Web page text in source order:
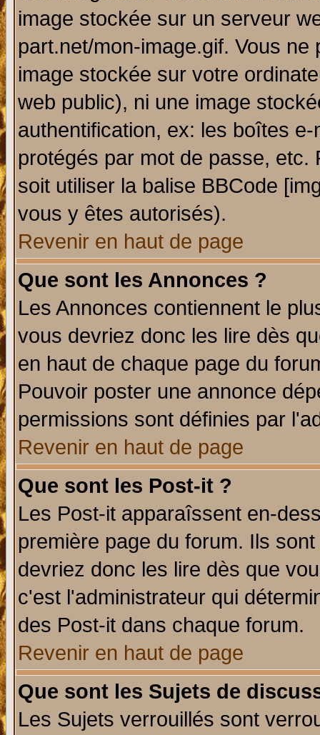
image stockée sur un serveur
part.net/mon-image.gif. Vous
image stockée sur votre
web public), ni une image
authentification, ex: les boîtes
protégés par mot de passe,
soit utiliser la balise BBCode
vous y êtes autorisés).
Revenir en haut de page
Que sont les Annonces ?
Les Annonces contiennent le
vous devriez donc les lire dès
en haut de chaque page du
Pouvoir poster une annonce
permissions sont définies par
Revenir en haut de page
Que sont les Post-it ?
Les Post-it apparaîssent en-
première page du forum. Ils
devriez donc les lire dès que
c'est l'administrateur qui
des Post-it dans chaque forum.
Revenir en haut de page
Que sont les Sujets de
Les Sujets verrouillés sont